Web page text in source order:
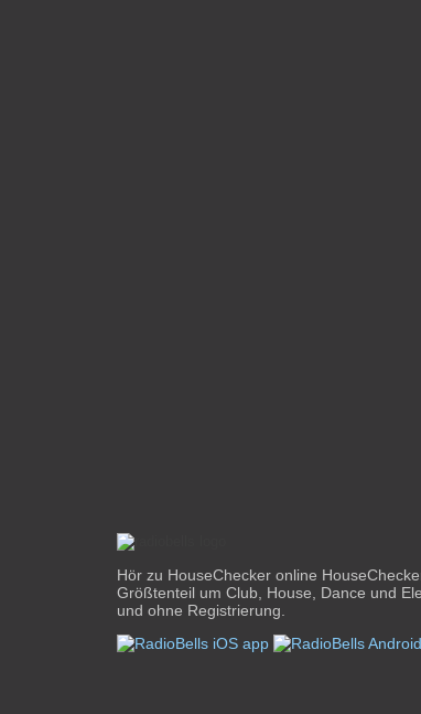
Hör zu HouseChecker online
Größtenteil um Club, House, Dance und
und ohne Registrierung.